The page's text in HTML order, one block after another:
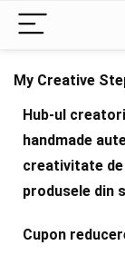
My Creative
Hub-ul
handmade
creativitate
produsele din
Cupon